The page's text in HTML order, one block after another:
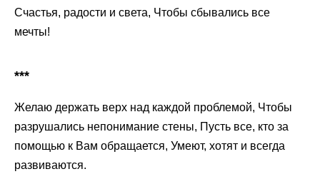
Счастья, радости и света, Чтобы сбывались все
мечты!
***
Желаю держать верх над каждой проблемой, Чтобы
разрушались непонимание стены, Пусть все, кто за
помощью к Вам обращается, Умеют, хотят и всегда
развиваются.